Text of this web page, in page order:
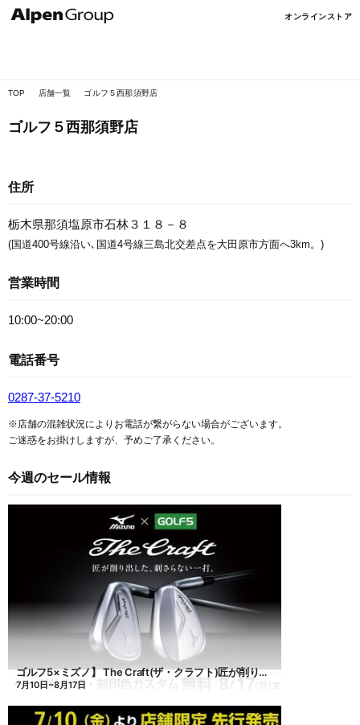
オンラインストア
TOP 店舗一覧 ゴルフ５西那須野店
ゴルフ５西那須野店
住所
栃木県那須塩原市石林３１８－８
(国道400号線沿い､国道4号線三島北交差点を大田原市方面へ3km。)
営業時間
10:00~20:00
電話番号
0287-37-5210
※店舗の混雑状況によりお電話が繋がらない場合がございます。
ご迷惑をお掛けしますが、予めご了承ください。
今週のセール情報